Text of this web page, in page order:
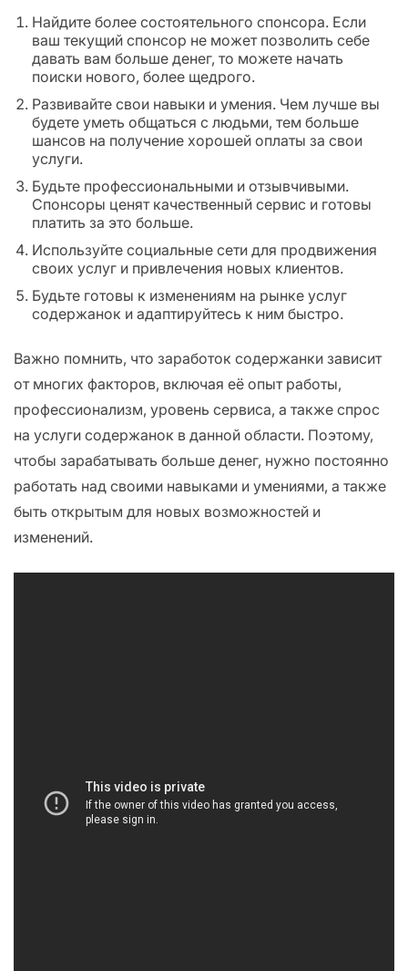
Найдите более состоятельного спонсора. Если
ваш текущий спонсор не может позволить себе
давать вам больше денег, то можете начать
поиски нового, более щедрого.
Развивайте свои навыки и умения. Чем лучше вы
будете уметь общаться с людьми, тем больше
шансов на получение хорошей оплаты за свои
услуги.
Будьте профессиональными и отзывчивыми.
Спонсоры ценят качественный сервис и готовы
платить за это больше.
Используйте социальные сети для продвижения
своих услуг и привлечения новых клиентов.
Будьте готовы к изменениям на рынке услуг
содержанок и адаптируйтесь к ним быстро.
Важно помнить, что заработок содержанки зависит
от многих факторов, включая её опыт работы,
профессионализм, уровень сервиса, а также спрос
на услуги содержанок в данной области. Поэтому,
чтобы зарабатывать больше денег, нужно постоянно
работать над своими навыками и умениями, а также
быть открытым для новых возможностей и
изменений.